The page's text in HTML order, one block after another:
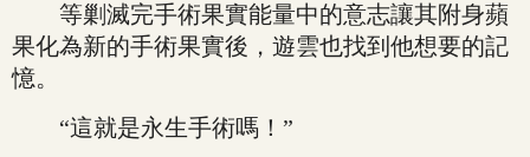
等剿滅完手術果實能量中的意志讓其附身蘋
果化為新的手術果實後，遊雲也找到他想要的記
憶。
“這就是永生手術嗎！”